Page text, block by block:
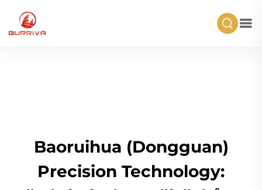
Baoruihua (Dongguan)
Precision Technology: